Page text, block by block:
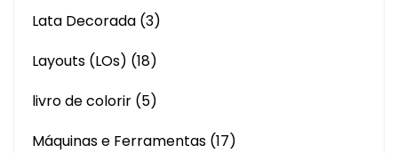
Lata Decorada (3)
Layouts (LOs) (18)
livro de colorir (5)
Máquinas e Ferramentas (17)